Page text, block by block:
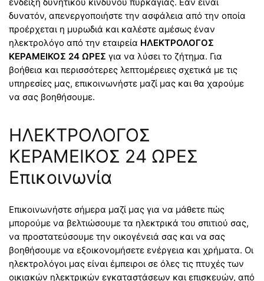
δυνατόν, απενεργοποιήστε την ασφάλεια από την οποία
προέρχεται η μυρωδιά και καλέστε αμέσως έναν
ηλεκτρολόγο από την εταιρεία ΗΛΕΚΤΡΟΛΟΓΟΣ
ΚΕΡΑΜΕΙΚΟΣ 24 ΩΡΕΣ για να λύσει το ζήτημα. Για
βοήθεια και περισσότερες λεπτομέρειες σχετικά με τις
υπηρεσίες μας, επικοινωνήστε μαζί μας και θα χαρούμε
να σας βοηθήσουμε.
ΗΛΕΚΤΡΟΛΟΓΟΣ
ΚΕΡΑΜΕΙΚΟΣ 24 ΩΡΕΣ
Επικοινωνία
Επικοινωνήστε σήμερα μαζί μας για να μάθετε πώς
μπορούμε να βελτιώσουμε τα ηλεκτρικά του σπιτιού σας,
να προστατεύσουμε την οικογένειά σας και να σας
βοηθήσουμε να εξοικονομήσετε ενέργεια και χρήματα. Οι
ηλεκτρολόγοι μας είναι έμπειροι σε όλες τις πτυχές των
οικιακών ηλεκτρικών εγκαταστάσεων και επισκευών, από